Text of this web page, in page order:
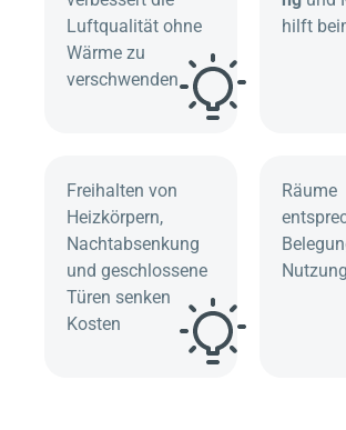
Luftqualität ohne
Wärme zu
verschwenden
hilft
Freihalten von
Heizkörpern,
Nachtabsenkung
und geschlossene
Türen senken
Kosten
Räume